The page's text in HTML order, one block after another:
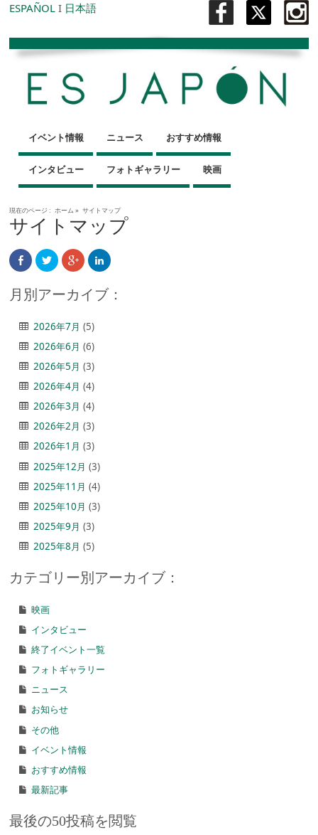
ESPAÑOL I 日本語
イベント情報 ニュース おすすめ情報
インタビュー フォトギャラリー 映画
現在のページ : ホーム » サイトマップ
サイトマップ
月別アーカイブ：
2026年7月 (5)
2026年6月 (6)
2026年5月 (3)
2026年4月 (4)
2026年3月 (4)
2026年2月 (3)
2026年1月 (3)
2025年12月 (3)
2025年11月 (4)
2025年10月 (3)
2025年9月 (3)
2025年8月 (5)
カテゴリー別アーカイブ：
映画
インタビュー
終了イベント一覧
フォトギャラリー
ニュース
お知らせ
その他
イベント情報
おすすめ情報
最新記事
最後の50投稿を閲覧